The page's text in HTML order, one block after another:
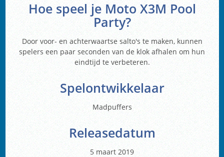
Hoe speel je Moto X3M Pool
Party?
Door voor- en achterwaartse salto's te maken, kunnen
spelers een paar seconden van de klok afhalen om hun
eindtijd te verbeteren.
Spelontwikkelaar
Madpuffers
Releasedatum
5 maart 2019